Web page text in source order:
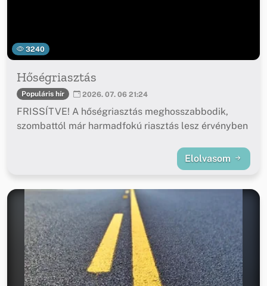
3240
Hőségriasztás
Populáris hír 2026. 07. 06 21:24
FRISSÍTVE! A hőségriasztás meghosszabbodik,
szombattól már harmadfokú riasztás lesz érvényben
Elolvasom